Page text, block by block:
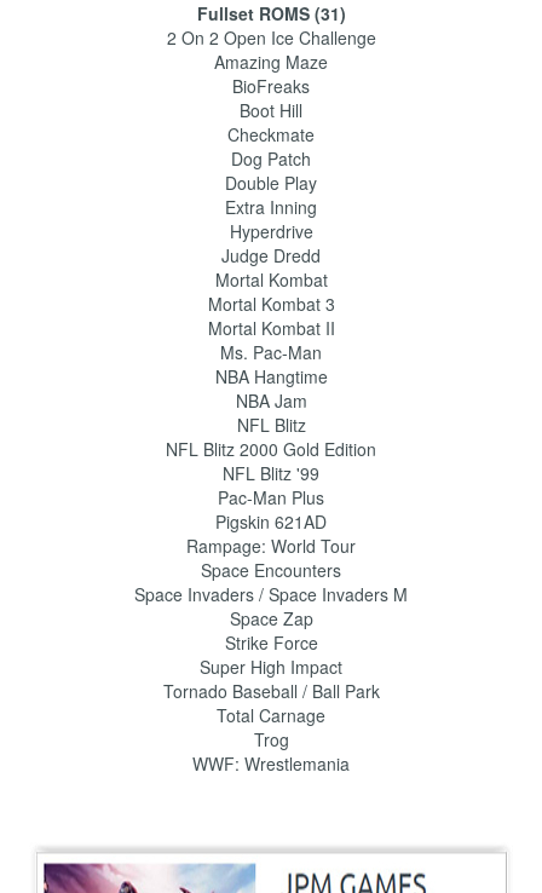
Fullset ROMS (31)
2 On 2 Open Ice Challenge
Amazing Maze
BioFreaks
Boot Hill
Checkmate
Dog Patch
Double Play
Extra Inning
Hyperdrive
Judge Dredd
Mortal Kombat
Mortal Kombat 3
Mortal Kombat II
Ms. Pac-Man
NBA Hangtime
NBA Jam
NFL Blitz
NFL Blitz 2000 Gold Edition
NFL Blitz '99
Pac-Man Plus
Pigskin 621AD
Rampage: World Tour
Space Encounters
Space Invaders / Space Invaders M
Space Zap
Strike Force
Super High Impact
Tornado Baseball / Ball Park
Total Carnage
Trog
WWF: Wrestlemania